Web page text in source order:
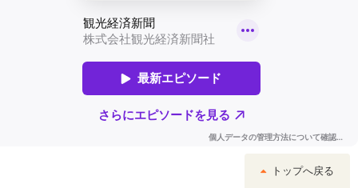
トップへ戻る